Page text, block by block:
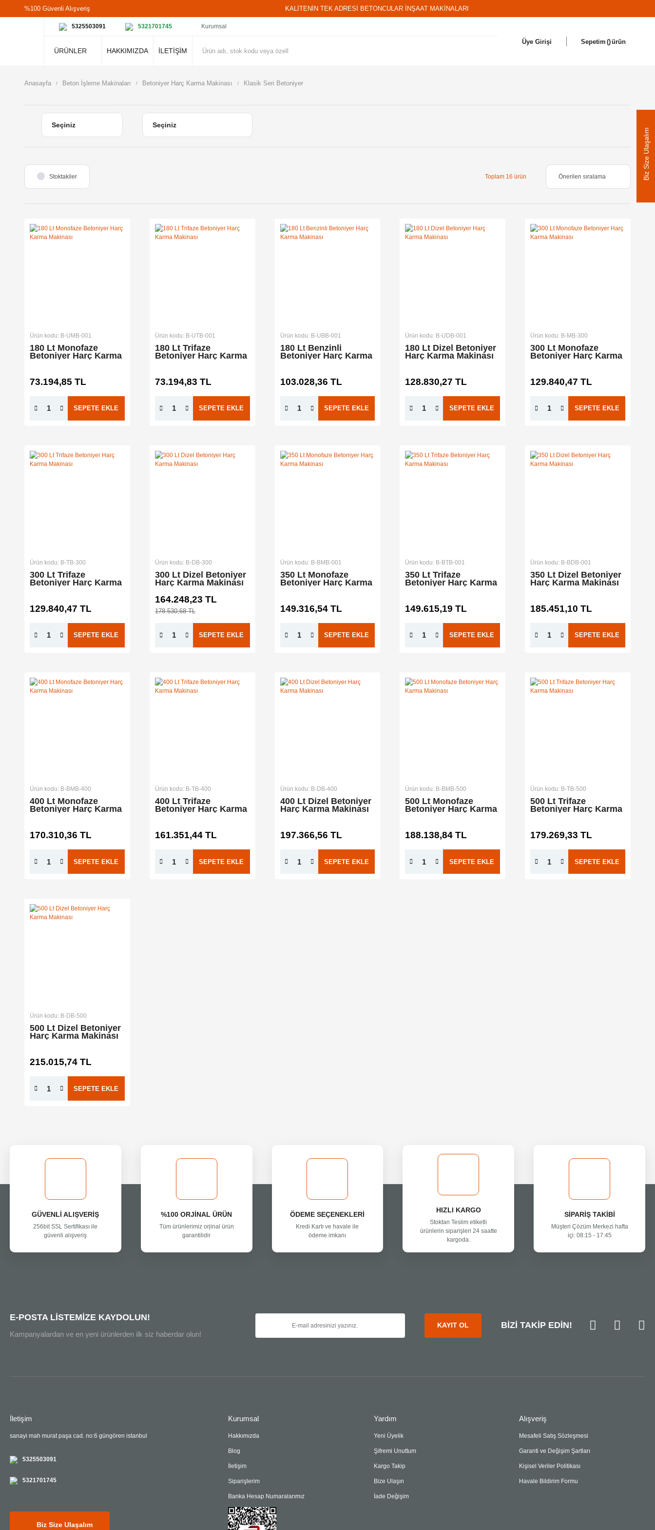
%100 Güvenli Alışveriş KALİTENİN TEK ADRESİ BETONCULAR İNŞAAT MAKİNALARI
5325503091 5321701745 Kurumsal
ÜRÜNLER HAKKIMIZDA İLETİŞİM
Üye Girişi Sepetim ürün
Anasayfa Beton İşleme Makinaları Betoniyer Harç Karma Makinası Klasik Seri Betoniyer
Stoktakiler Toplam 16 ürün
Ürün kodu: B-UMB-001
180 Lt Monofaze
Betoniyer Harç Karma
73.194,85 TL
SEPETE EKLE
Ürün kodu: B-UTB-001
180 Lt Trifaze
Betoniyer Harç Karma
73.194,83 TL
SEPETE EKLE
Ürün kodu: B-UBB-001
180 Lt Benzinli
Betoniyer Harç Karma
103.028,36 TL
SEPETE EKLE
Ürün kodu: B-UDB-001
180 Lt Dizel Betoniyer
Harç Karma Makinası
128.830,27 TL
SEPETE EKLE
Ürün kodu: B-MB-300
300 Lt Monofaze
Betoniyer Harç Karma
129.840,47 TL
SEPETE EKLE
Ürün kodu: B-TB-300
300 Lt Trifaze
Betoniyer Harç Karma
129.840,47 TL
SEPETE EKLE
Ürün kodu: B-DB-300
300 Lt Dizel Betoniyer
Harç Karma Makinası
164.248,23 TL
178.530,68 TL
SEPETE EKLE
Ürün kodu: B-BMB-001
350 Lt Monofaze
Betoniyer Harç Karma
149.316,54 TL
SEPETE EKLE
Ürün kodu: B-BTB-001
350 Lt Trifaze
Betoniyer Harç Karma
149.615,19 TL
SEPETE EKLE
Ürün kodu: B-BDB-001
350 Lt Dizel Betoniyer
Harç Karma Makinası
185.451,10 TL
SEPETE EKLE
Ürün kodu: B-BMB-400
400 Lt Monofaze
Betoniyer Harç Karma
170.310,36 TL
SEPETE EKLE
Ürün kodu: B-TB-400
400 Lt Trifaze
Betoniyer Harç Karma
161.351,44 TL
SEPETE EKLE
Ürün kodu: B-DB-400
400 Lt Dizel Betoniyer
Harç Karma Makinası
197.366,56 TL
SEPETE EKLE
Ürün kodu: B-BMB-500
500 Lt Monofaze
Betoniyer Harç Karma
188.138,84 TL
SEPETE EKLE
Ürün kodu: B-TB-500
500 Lt Trifaze
Betoniyer Harç Karma
179.269,33 TL
SEPETE EKLE
Ürün kodu: B-DB-500
500 Lt Dizel Betoniyer
Harç Karma Makinası
215.015,74 TL
SEPETE EKLE
GÜVENLİ ALIŞVERİŞ
256bit SSL Sertifikası ile
güvenli alışveriş
%100 ORJİNAL ÜRÜN
Tüm ürünlerimiz orjinal ürün
garantilidir
ÖDEME SEÇENEKLERİ
Kredi Kartı ve havale ile
ödeme imkanı
HIZLI KARGO
Stoktan Teslim etiketli
ürünlerin siparişleri 24 saatte
kargoda.
SİPARİŞ TAKİBİ
Müşteri Çözüm Merkezi hafta
içi: 08:15 - 17:45
E-POSTA LİSTEMİZE KAYDOLUN!
Kampanyalardan ve en yeni ürünlerden ilk siz haberdar olun!
KAYIT OL BİZİ TAKİP EDİN!
İletişim
sanayi mah murat paşa cad. no:6 güngören istanbul
5325503091
5321701745
Biz Size Ulaşalım
Kurumsal
Hakkımızda
Blog
İletişim
Siparişlerim
Banka Hesap Numaralarımız
Yardım
Yeni Üyelik
Şifremi Unuttum
Kargo Takip
Bize Ulaşın
İade Değişim
Alışveriş
Mesafeli Satış Sözleşmesi
Garanti ve Değişim Şartları
Kişisel Veriler Politikası
Havale Bildirim Formu
Biz Size Ulaşalım